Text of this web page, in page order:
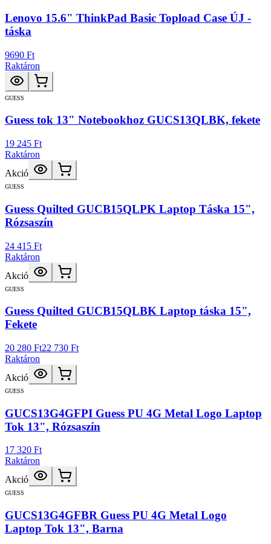
Lenovo 15.6" ThinkPad Basic Topload Case ÚJ -
táska
9690 Ft
Raktáron
GUESS
Guess tok 13" Notebookhoz GUCS13QLBK, fekete
19 245 Ft
Raktáron
Akció
GUESS
Guess Quilted GUCB15QLPK Laptop Táska 15",
Rózsaszín
24 415 Ft
Raktáron
Akció
GUESS
Guess Quilted GUCB15QLBK Laptop táska 15",
Fekete
20 280 Ft22 730 Ft
Raktáron
Akció
GUESS
GUCS13G4GFPI Guess PU 4G Metal Logo Laptop
Tok 13", Rózsaszín
17 320 Ft
Raktáron
Akció
GUESS
GUCS13G4GFBR Guess PU 4G Metal Logo
Laptop Tok 13", Barna